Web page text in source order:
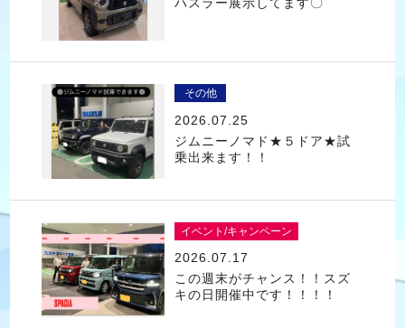
その他
2026.07.25
ジムニーノマド★５ドア★試
乗出来ます！！
イベント/キャンペーン
2026.07.17
この週末がチャンス！！スズ
キの日開催中です！！！！